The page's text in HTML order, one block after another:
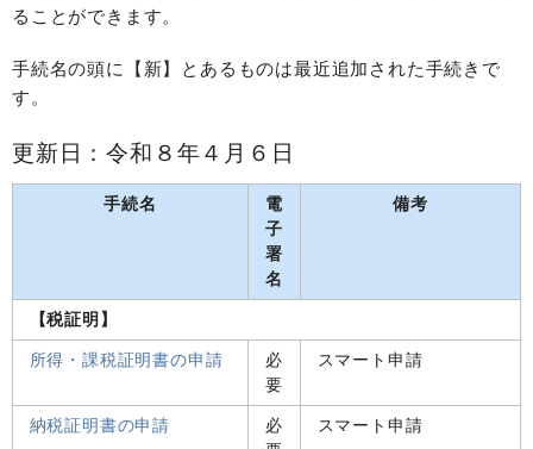
ることができます。
手続名の頭に【新】とあるものは最近追加された手続きで
す。
更新日：令和８年４月６日
手続名
電
子
署
名
備考
【税証明】
所得・課税証明書の申請
必
要
スマート申請
納税証明書の申請
必
スマート申請